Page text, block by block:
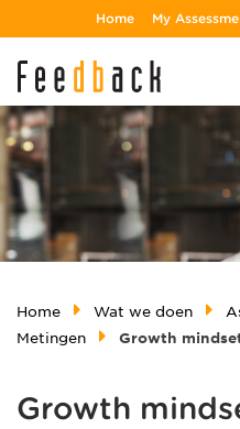
Home My
Home Wat we doen
Metingen
Growth
Growth